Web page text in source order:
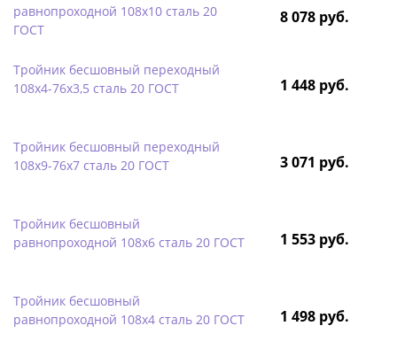
равнопроходной 108х10 сталь 20
ГОСТ
8 078 руб.
Тройник бесшовный переходный
108х4-76х3,5 сталь 20 ГОСТ
1 448 руб.
Тройник бесшовный переходный
108х9-76х7 сталь 20 ГОСТ
3 071 руб.
Тройник бесшовный
равнопроходной 108х6 сталь 20 ГОСТ
1 553 руб.
Тройник бесшовный
равнопроходной 108х4 сталь 20 ГОСТ
1 498 руб.